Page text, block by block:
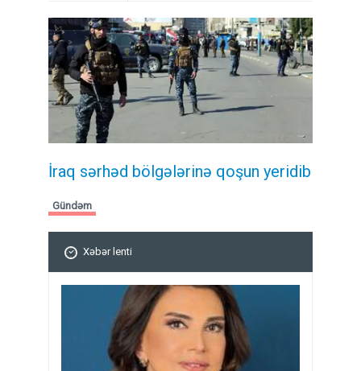
İraq sərhəd bölgələrinə qoşun yeridib
Gündəm
Xəbər lenti